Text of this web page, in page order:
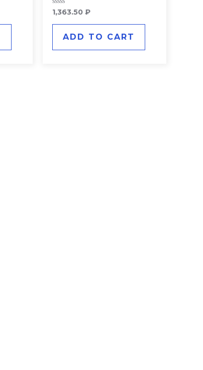
Rated
out
1,363.50 ₽
ADD TO CART